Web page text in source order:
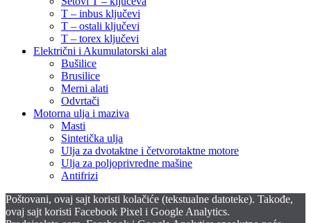
T – inbus ključevi
T – ostali ključevi
T – torex ključevi
Električni i Akumulatorski alat
Bušilice
Brusilice
Merni alati
Odvrtači
Motorna ulja i maziva
Masti
Sintetička ulja
Ulja za dvotaktne i četvorotaktne motore
Ulja za poljoprivredne mašine
Antifrizi
Poštovani, ovaj sajt koristi kolačiće (tekstualne datoteke). Takođe,
ovaj sajt koristi Facebook Pixel i Google Analytics.